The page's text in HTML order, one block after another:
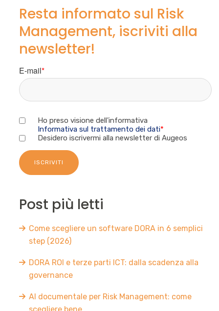
Resta informato sul Risk
Management, iscriviti alla
newsletter!
E-mail*
Ho preso visione dell'informativa
Informativa sul trattamento dei dati*
Desidero iscrivermi alla newsletter di Augeos
Post più letti
Come scegliere un software DORA in 6 semplici
step (2026)
DORA ROI e terze parti ICT: dalla scadenza alla
governance
AI documentale per Risk Management: come